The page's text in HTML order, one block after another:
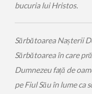
bucuria lui Hristos.
Sărbătoarea Nașterii
Sărbătoarea în care
Dumnezeu față de
pe Fiul Său în lume ca